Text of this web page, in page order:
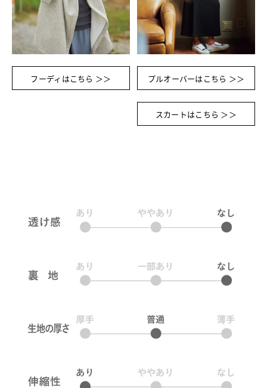
フーディはこちら ＞＞ プルオーバーはこちら ＞＞
スカートはこちら ＞＞